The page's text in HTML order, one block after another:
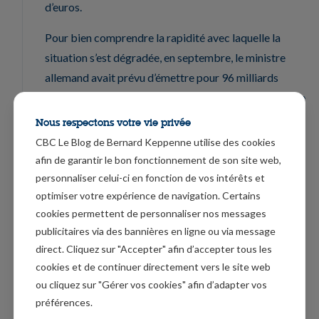
d’euros.
Pour bien comprendre la rapidité avec laquelle la
situation s’est dégradée, en septembre, le ministre
allemand avait prévu d’émettre pour 96 milliards
d’euros d’emprunts. Ce qui veut dire que si le chiffre de
180 milliards d’euros est confirmé, il dépassera de 84
milliards d’euros la précédente estimation.
Il faudra aussi suivre l’évolution des crédits aux
annuel de 7.3% en mai, montrent une lente érosion, ce
taux étant passé de 7.1% en septembre à 6.8% en
octobre.
La Suède n’échappe pas à ce recul de la confiance des
Nous respectons votre vie privée
CBC Le Blog de Bernard Keppenne utilise des cookies
afin de garantir le bon fonctionnement de son site web,
personnaliser celui-ci en fonction de vos intérêts et
optimiser votre expérience de navigation. Certains
cookies permettent de personnaliser nos messages
publicitaires via des bannières en ligne ou via message
direct. Cliquez sur "Accepter" afin d’accepter tous les
cookies et de continuer directement vers le site web
ou cliquez sur "Gérer vos cookies" afin d’adapter vos
préférences.